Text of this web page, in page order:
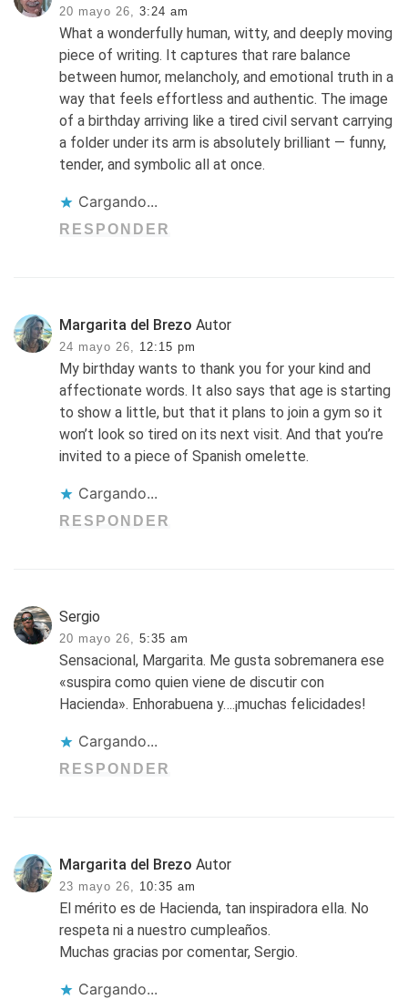
20 mayo 26, 3:24 am
What a wonderfully human, witty, and deeply moving
piece of writing. It captures that rare balance
between humor, melancholy, and emotional truth in a
way that feels effortless and authentic. The image
of a birthday arriving like a tired civil servant carrying
a folder under its arm is absolutely brilliant — funny,
tender, and symbolic all at once.
Cargando...
RESPONDER
Margarita del Brezo Autor
24 mayo 26, 12:15 pm
My birthday wants to thank you for your kind and
affectionate words. It also says that age is starting
to show a little, but that it plans to join a gym so it
won’t look so tired on its next visit. And that you’re
invited to a piece of Spanish omelette.
Cargando...
RESPONDER
Sergio
20 mayo 26, 5:35 am
Sensacional, Margarita. Me gusta sobremanera ese
«suspira como quien viene de discutir con
Hacienda». Enhorabuena y….¡muchas felicidades!
Cargando...
RESPONDER
Margarita del Brezo Autor
23 mayo 26, 10:35 am
El mérito es de Hacienda, tan inspiradora ella. No
respeta ni a nuestro cumpleaños.
Muchas gracias por comentar, Sergio.
Cargando...